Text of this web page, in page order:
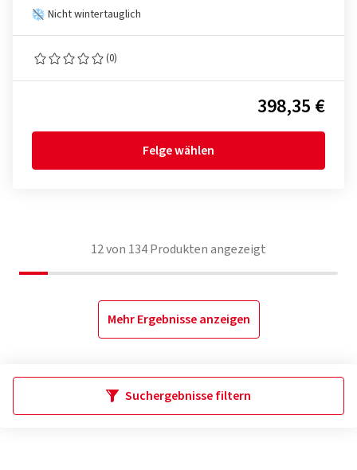
Nicht wintertauglich
(0)
398,35 €
Felge wählen
12von 134Produkten angezeigt
Mehr Ergebnisse anzeigen
Suchergebnisse filtern